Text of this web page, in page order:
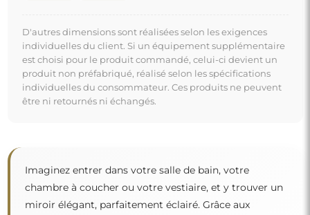
D'autres dimensions sont réalisées selon les exigences
individuelles du client. Si un équipement supplémentaire
est choisi pour le produit commandé, celui-ci devient un
produit non préfabriqué, réalisé selon les spécifications
individuelles du consommateur. Ces produits ne peuvent
être ni retournés ni échangés.
Imaginez entrer dans votre salle de bain, votre
chambre à coucher ou votre vestiaire, et y trouver un
miroir élégant, parfaitement éclairé. Grâce aux